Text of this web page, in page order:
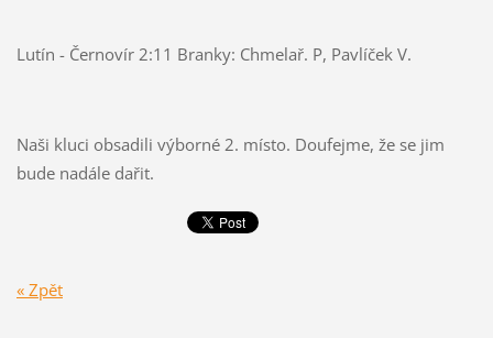
Lutín - Černovír 2:11 Branky: Chmelař. P, Pavlíček V.
Naši kluci obsadili výborné 2. místo. Doufejme, že se jim
bude nadále dařit.
« Zpět